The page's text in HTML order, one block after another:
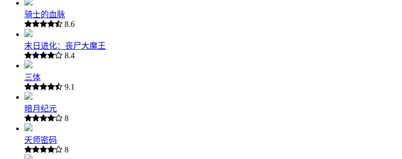
骑士的血脉
8.6
末日进化：丧尸大魔王
8.4
三体
9.1
暗月纪元
8
天师密码
8